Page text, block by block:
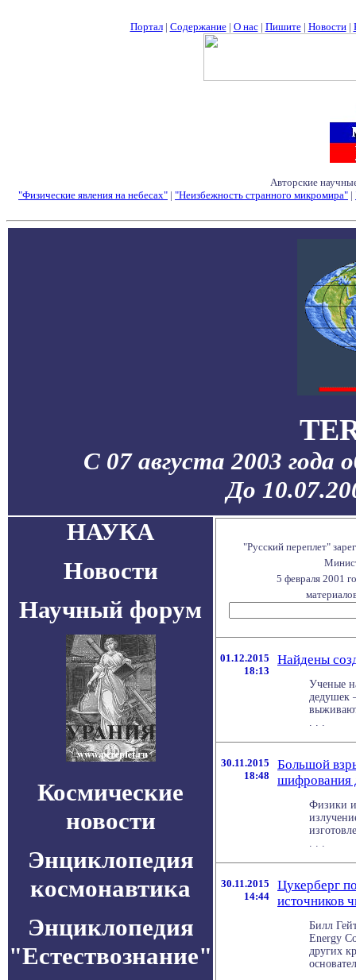
Портал| Содержание| О нас| Пишите| Новости|
Авторские
"Физические явления на небесах" | "Неизбежность странного микромира" |
С 07 августа 2003 года
До
НАУКА
Новости
Научный форум
Космические
новости
Энциклопедия
космонавтика
Энциклопедия
"Естествознание"
"Русский переплет"
5 февраля 2001
01.12.2015
18:13
Найдены
Ученые
дедушек
. . .
30.11.2015
18:48
Большой
шифрования
Физики
. . .
30.11.2015
14:44
Цукерберг
источников
Билл
Energy
других